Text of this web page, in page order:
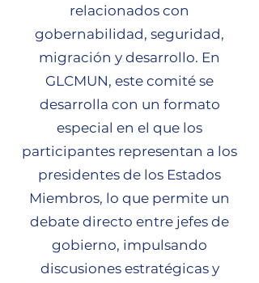
relacionados con
gobernabilidad, seguridad,
migración y desarrollo. En
GLCMUN, este comité se
desarrolla con un formato
especial en el que los
participantes representan a los
presidentes de los Estados
Miembros, lo que permite un
debate directo entre jefes de
gobierno, impulsando
discusiones estratégicas y